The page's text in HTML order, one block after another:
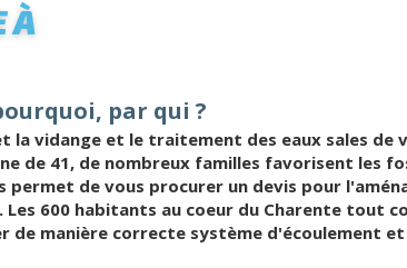
À
par qui ?
vidange et le traitement des eaux sales de
de 41, de nombreux familles favorisent les
de vous procurer un devis pour
600 habitants au coeur du Charente tout
manière correcte système d'écoulement